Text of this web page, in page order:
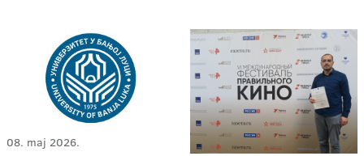
08. maj 2026.